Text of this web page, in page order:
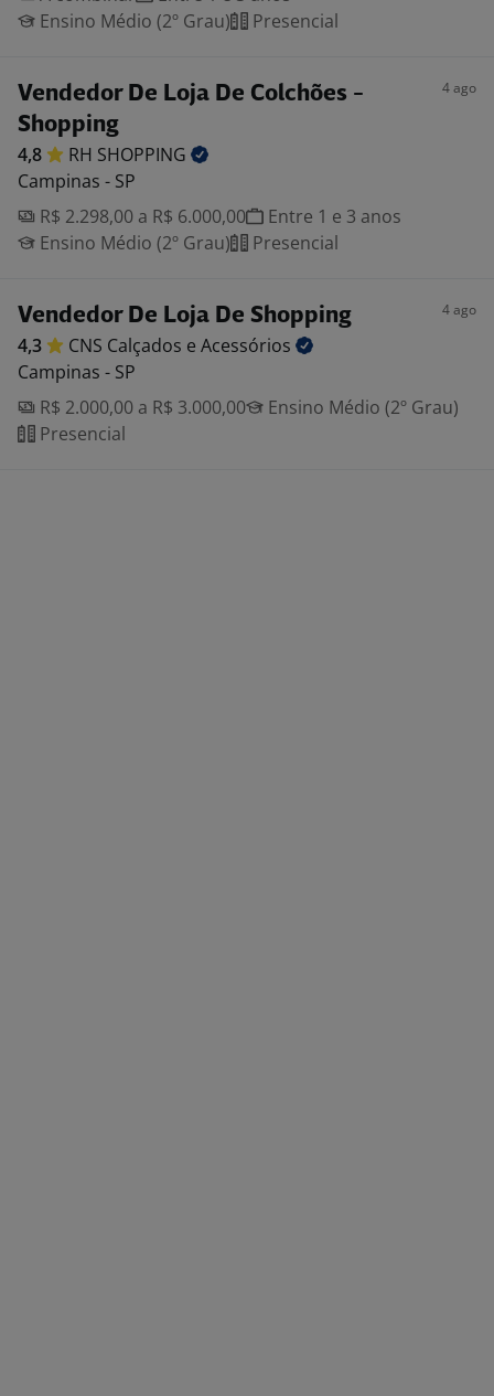
Ensino Médio (2º Grau)
Presencial
Vendedor De Loja De Colchões -
Shopping
4 ago
4,8 RH SHOPPING
Campinas - SP
R$ 2.298,00 a R$ 6.000,00
Entre 1 e 3 anos
Ensino Médio (2º Grau)
Presencial
Vendedor De Loja De Shopping 4 ago
4,3 CNS Calçados e Acessórios
Campinas - SP
R$ 2.000,00 a R$ 3.000,00
Ensino Médio (2º Grau)
Presencial